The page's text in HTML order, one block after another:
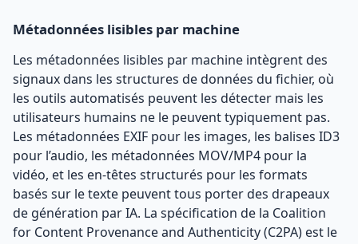
Métadonnées lisibles par machine
Les métadonnées lisibles par machine intègrent des
signaux dans les structures de données du fichier, où
les outils automatisés peuvent les détecter mais les
utilisateurs humains ne le peuvent typiquement pas.
Les métadonnées EXIF pour les images, les balises ID3
pour l’audio, les métadonnées MOV/MP4 pour la
vidéo, et les en-têtes structurés pour les formats
basés sur le texte peuvent tous porter des drapeaux
de génération par IA. La spécification de la Coalition
for Content Provenance and Authenticity (C2PA) est le